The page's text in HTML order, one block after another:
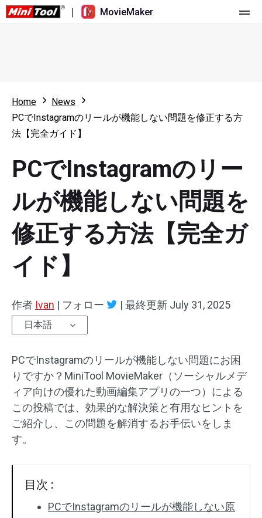
| MovieMaker
更新履歴
マルチトラック動画編集
アスペクト比
速度変更/リバース
トリミング/スプリット/クロップ
テキスト/エレメント
動画色調整
回転/反転
バッチ処理
リソース
ビデオ編集のヒント
画面録画ツール
動画変換ツール
オンライン動画ダウンロード ツール
Home
News
PCでInstagramのリールが機能しない問題を修正する方
法【完全ガイド】
PCでInstagramのリー
ルが機能しない問題を
修正する方法【完全ガ
イド】
作者 Ivan | フォロー | 最終更新 July 31, 2025
日本語
PCでInstagramのリールが機能しない問題にお困
りですか？MiniTool MovieMaker（ソーシャルメデ
ィア向けの優れた動画編集アプリの一つ）による
この投稿では、効果的な解決策と有用なヒントを
ご紹介し、この問題を解消するお手伝いをしま
す。
目次 :
PCでInstagramのリールが機能しない原